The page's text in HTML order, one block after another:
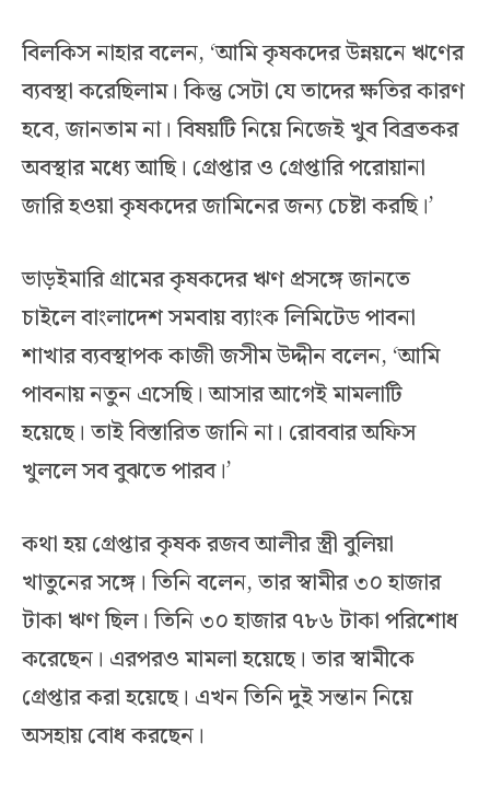
বিলকিস নাহার বলেন, ‘আমি কৃষকদের উন্নয়নে ঋণের
ব্যবস্থা করেছিলাম। কিন্তু সেটা যে তাদের ক্ষতির কারণ
হবে, জানতাম না। বিষয়টি নিয়ে নিজেই খুব বিব্রতকর
অবস্থার মধ্যে আছি। গ্রেপ্তার ও গ্রেপ্তারি পরোয়ানা
জারি হওয়া কৃষকদের জামিনের জন্য চেষ্টা করছি।’
ভাড়ইমারি গ্রামের কৃষকদের ঋণ প্রসঙ্গে জানতে
চাইলে বাংলাদেশ সমবায় ব্যাংক লিমিটেড পাবনা
শাখার ব্যবস্থাপক কাজী জসীম উদ্দীন বলেন, ‘আমি
পাবনায় নতুন এসেছি। আসার আগেই মামলাটি
হয়েছে। তাই বিস্তারিত জানি না। রোববার অফিস
খুললে সব বুঝতে পারব।’
কথা হয় গ্রেপ্তার কৃষক রজব আলীর স্ত্রী বুলিয়া
খাতুনের সঙ্গে। তিনি বলেন, তার স্বামীর ৩০ হাজার
টাকা ঋণ ছিল। তিনি ৩০ হাজার ৭৮৬ টাকা পরিশোধ
করেছেন। এরপরও মামলা হয়েছে। তার স্বামীকে
গ্রেপ্তার করা হয়েছে। এখন তিনি দুই সন্তান নিয়ে
অসহায় বোধ করছেন।